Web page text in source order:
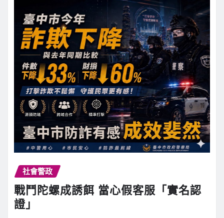
社會警政
戰鬥陀螺成誘餌 當心假客服「實名認
證」